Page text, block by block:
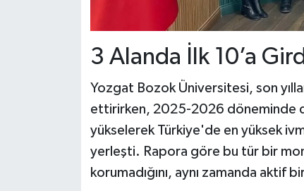
3 Alanda İlk 10’a
Yozgat Bozok Üniversitesi, son
ettirirken, 2025-2026 döneminde
yükselerek Türkiye'de en yüksek
yerleşti. Rapora göre bu tür bir
korumadığını, aynı zamanda aktif